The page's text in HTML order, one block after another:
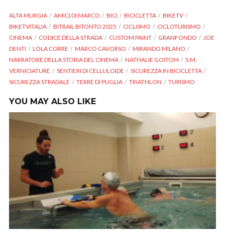
ALTA MURGIA AMICI DI MARCO BICI BICICLETTA
BIKETV
BIKETVITALIA
BITRAIL BITONTO 2025 CICLISMO
CICLOTURISMO
CINEMA
CODICE DELLA STRADA CUSTOM PAINT GRANFONDO
JOE
DENTI
LOLA CORRE MARCO CAVORSO
MIRANDO MILANO
NARRATORE DELLA STORIA DEL CINEMA
NATHALIE GOITOM
S.M.
VERNICIATURE
SENTIERI DI CELLULOIDE
SICUREZZA IN BICICLETTA
SICUREZZA STRADALE
TERRE DI PUGLIA TRIATHLON TURISMO
YOU MAY ALSO LIKE